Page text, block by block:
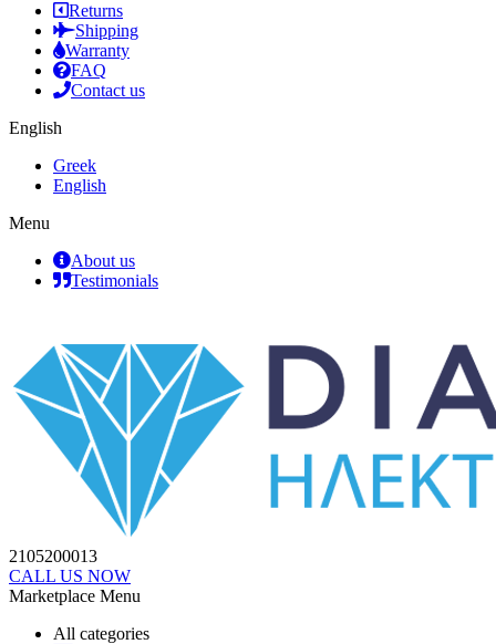
Returns
Shipping
Warranty
FAQ
Contact us
English
Greek
English
Menu
About us
Testimonials
2105200013
CALL US NOW
Marketplace Menu
All categories